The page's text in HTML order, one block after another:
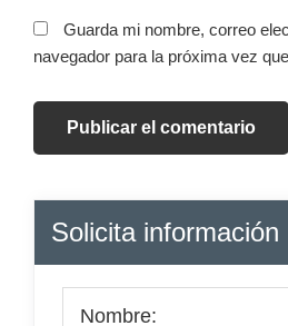
Guarda mi nombre, correo
navegador para la próxima vez
Barra
lateral
principal
Solicita información